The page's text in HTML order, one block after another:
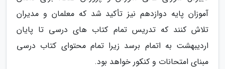
آموزان پایه دوازدهم نیز تأکید شد که معلمان و مدیران
تلاش کنند که تدریس تمام کتاب های درسی تا پایان
اردیبهشت به اتمام برسد زیرا تمام محتوای کتاب درسی
مبنای امتحانات و کنکور خواهد بود.